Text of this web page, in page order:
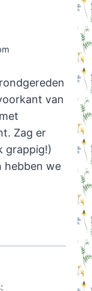
van
Zag er
grappig!)
hebben we